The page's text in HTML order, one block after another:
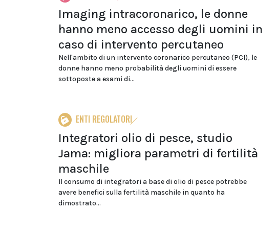
Imaging intracoronarico, le donne
hanno meno accesso degli uomini in
caso di intervento percutaneo
Nell'ambito di un intervento coronarico percutaneo (PCI), le
donne hanno meno probabilità degli uomini di essere
sottoposte a esami di...
ENTI REGOLATORI
Integratori olio di pesce, studio
Jama: migliora parametri di fertilità
maschile
Il consumo di integratori a base di olio di pesce potrebbe
avere benefici sulla fertilità maschile in quanto ha
dimostrato...